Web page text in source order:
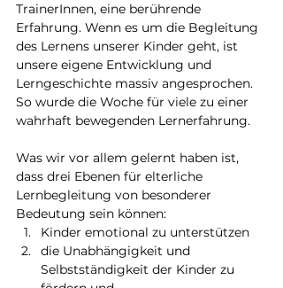
TrainerInnen, eine berührende
Erfahrung. Wenn es um die Begleitung
des Lernens unserer Kinder geht, ist
unsere eigene Entwicklung und
Lerngeschichte massiv angesprochen.
So wurde die Woche für viele zu einer
wahrhaft bewegenden Lernerfahrung.
Was wir vor allem gelernt haben ist,
dass drei Ebenen für elterliche
Lernbegleitung von besonderer
Bedeutung sein können:
Kinder emotional zu unterstützen
die Unabhängigkeit und
Selbstständigkeit der Kinder zu